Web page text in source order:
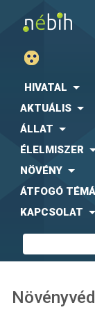
HIVATAL
AKTUÁLIS
ÁLLAT
ÉLELMISZER
NÖVÉNY
ÁTFOGÓ
KAPCSOLAT